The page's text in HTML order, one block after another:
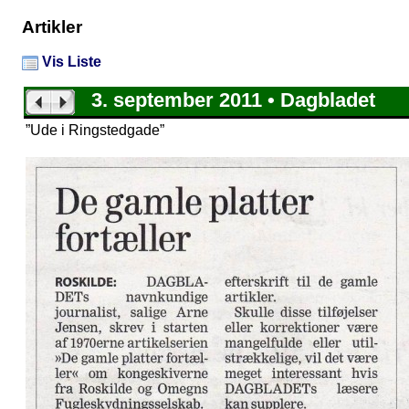
Artikler
Vis Liste
3. september 2011 • Dagbladet
”Ude i Ringstedgade”